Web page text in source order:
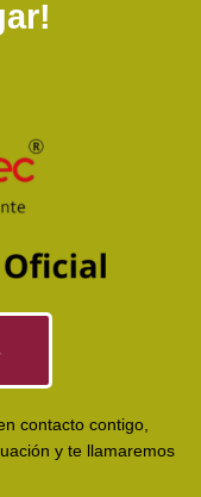
contacto contigo,
y te llamaremos